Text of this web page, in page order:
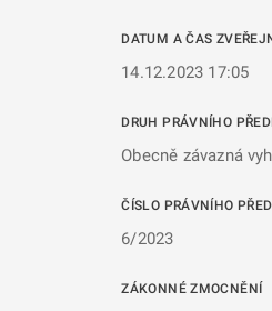
DATUM A ČAS
14.12.2023 17:05
DRUH PRÁVNÍHO
Obecně závazná
ČÍSLO PRÁVNÍHO
6/2023
ZÁKONNÉ ZMOCNĚNÍ